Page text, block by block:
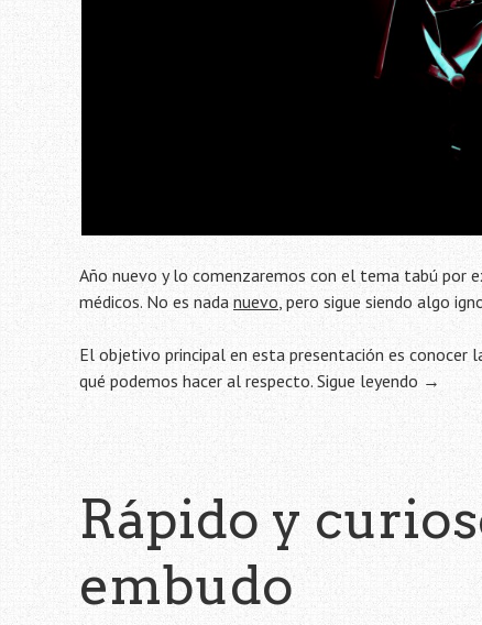
Año nuevo y lo comenzaremos con el tema tabú por
médicos. No es nada nuevo, pero sigue siendo algo
El objetivo principal en esta presentación es conocer
qué podemos hacer al respecto. Sigue leyendo →
Rápido y
embudo